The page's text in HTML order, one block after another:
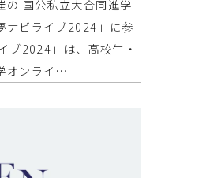
の 国公私立大合同進学
ナビライブ2024」に参
ブ2024」は、高校生・
オンライ…